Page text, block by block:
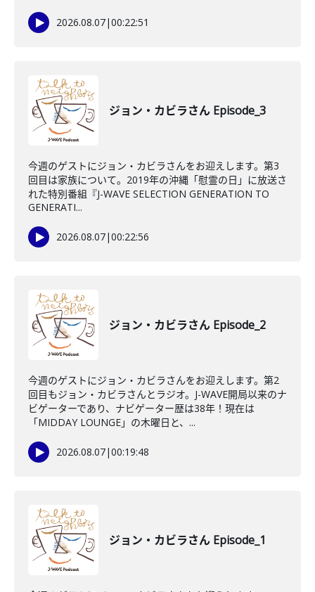
2026.08.07|00:22:51
ジョン・カビラさん Episode_3
今週のゲストにジョン・カビラさんをお迎えします。第3
回目は家族について。2019年の沖縄「慰霊の日」に放送さ
れた特別番組『J-WAVE SELECTION GENERATION TO
GENERATI...
2026.08.07|00:22:56
ジョン・カビラさん Episode_2
今週のゲストにジョン・カビラさんをお迎えします。第2
回目もジョン・カビラさんとラジオ。J-WAVE開局以来のナ
ビゲーターであり、ナビゲーター歴は38年！現在は
「MIDDAY LOUNGE」の木曜日と、...
2026.08.07|00:19:48
ジョン・カビラさん Episode_1